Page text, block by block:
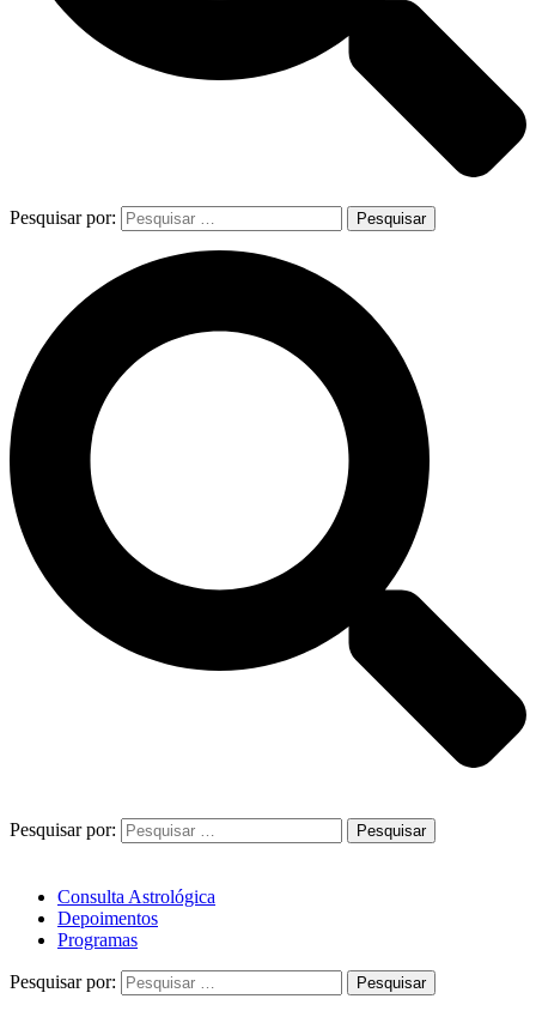
Pesquisar por:
Pesquisar por:
Consulta Astrológica
Depoimentos
Programas
Pesquisar por: